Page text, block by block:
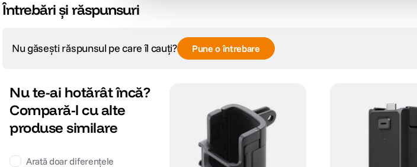
Întrebări și răspunsuri
Nu găsești răspunsul pe care îl cauți? Pune o întrebare
Nu te-ai hotărât încă?
Compară-l cu alte
produse similare
Arată doar diferențele